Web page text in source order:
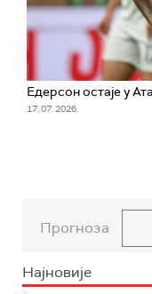
Едерсон остаје у
17. 07. 2026.
Прогноза
Најновије